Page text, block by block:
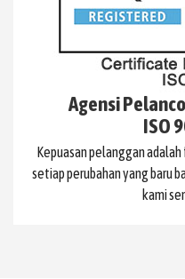
Agensi
ISO
Kepuasan pelanggan
setiap perubahan yang baru
kami